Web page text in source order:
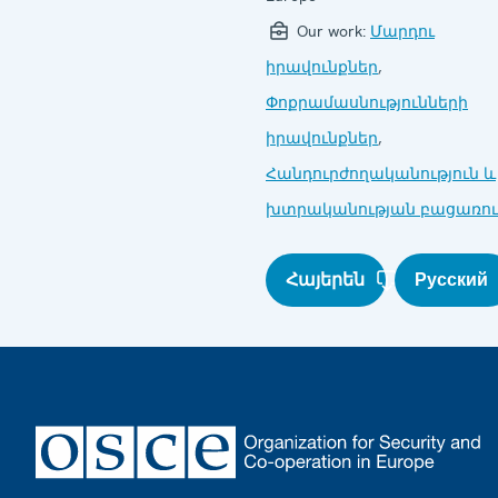
Our work: Մարդու
իրավունքներ,
Փոքրամասնությունների
իրավունքներ,
Հանդուրժողականություն և
խտրականության
Հայերեն Русский